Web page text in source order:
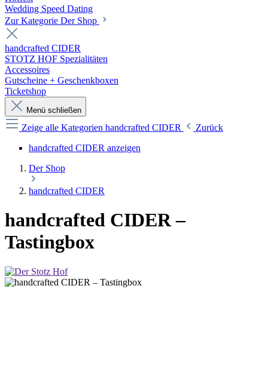
Wedding Speed Dating
Zur Kategorie Der Shop
handcrafted CIDER
STOTZ HOF Spezialitäten
Accessoires
Gutscheine + Geschenkboxen
Ticketshop
Menü schließen
Zeige alle Kategorien handcrafted CIDER
Zurück
handcrafted CIDER anzeigen
Der Shop
handcrafted CIDER
handcrafted CIDER –
Tastingbox